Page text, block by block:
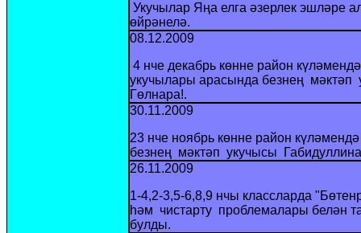
Укучылар Яңа елга әзерлек эшләре
өйрәнелә.
08.12.2009
4 нче декабрь көнне район
укучылары арасында безнең
Гөлнара!.
30.11.2009
23 нче ноябрь көнне район
безнең мәктәп укучысы
26.11.2009
1-4,2-3,5-6,8,9 нчы классларда
һәм чистарту проблемалары белән
булды.